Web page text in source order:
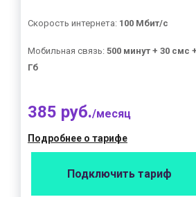
Скорость интернета: 100 Мбит/с
Мобильная связь: 500 минут + 30 смс
Гб
385 руб./месяц
Подробнее о тарифе
Подключить тариф